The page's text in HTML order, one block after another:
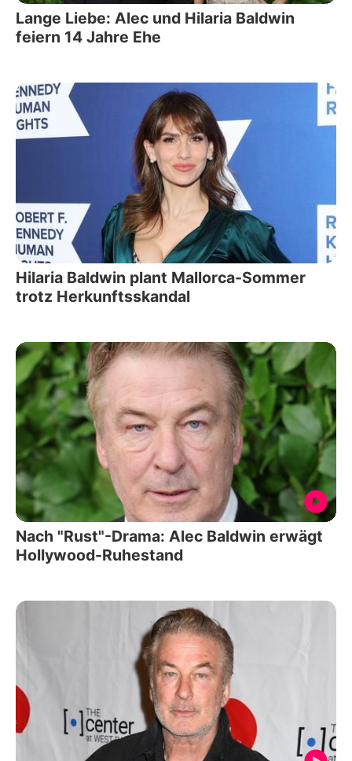
Lange Liebe: Alec und Hilaria Baldwin
feiern 14 Jahre Ehe
Hilaria Baldwin plant Mallorca-Sommer
trotz Herkunftsskandal
Nach "Rust"-Drama: Alec Baldwin erwägt
Hollywood-Ruhestand